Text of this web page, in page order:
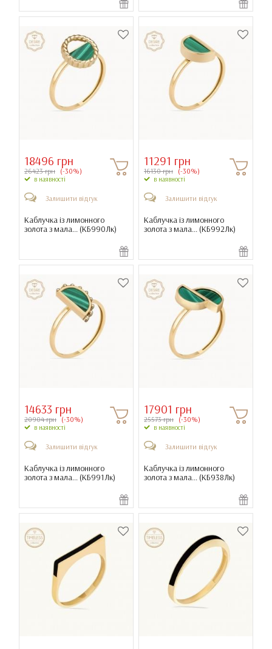
18496 грн
26423 грн (-30%)
в наявності
Залишити відгук
Каблучка із лимонного
золота з мала... (КБ990Лк)
11291 грн
16130 грн (-30%)
в наявності
Залишити відгук
Каблучка із лимонного
золота з мала... (КБ992Лк)
14633 грн
20904 грн (-30%)
в наявності
Залишити відгук
Каблучка із лимонного
золота з мала... (КБ991Лк)
17901 грн
25573 грн (-30%)
в наявності
Залишити відгук
Каблучка із лимонного
золота з мала... (КБ938Лк)